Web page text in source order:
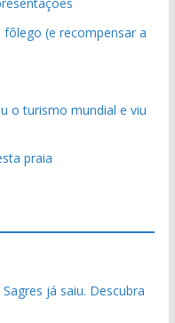
(e recompensar a
o turismo mundial e viu
praia
já saiu. Descubra